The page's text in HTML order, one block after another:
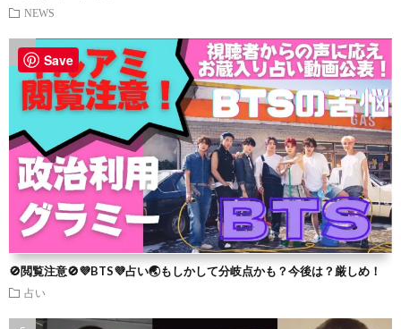
NEWS
🚫閲覧注意🚫💜BTS💜占い🌏もしかして分岐点かも？今後は？厳しめ！
占い
Save